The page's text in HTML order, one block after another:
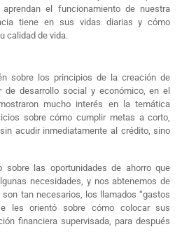
el funcionamiento de nuestra
tiene en sus vidas diarias y cómo
calidad de vida.
sobre los principios de la creación de
de desarrollo social y económico, en el
mucho interés en la temática
sobre cómo cumplir metas a corto,
acudir inmediatamente al crédito, sino
sobre las oportunidades de ahorro que
necesidades, y nos abtenemos de
tan necesarios, los llamados “gastos
les orientó sobre cómo colocar sus
financiera supervisada, para después